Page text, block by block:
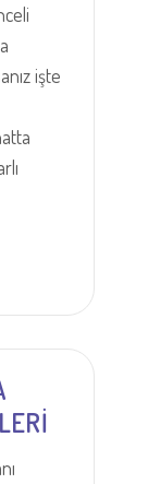
işte